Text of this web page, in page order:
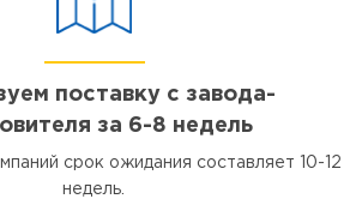
поставку с завода-
за 6-8 недель
срок ожидания составляет 10-12
недель.